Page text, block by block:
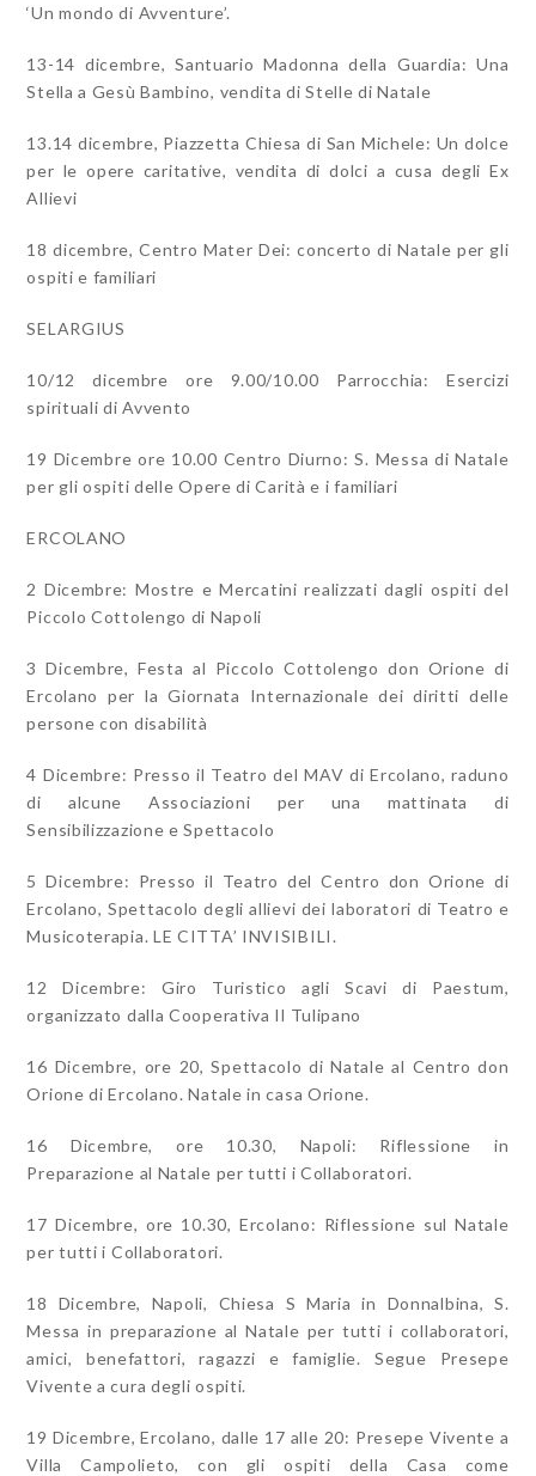
‘Un mondo di Avventure’.
13-14 dicembre, Santuario Madonna della Guardia: Una
Stella a Gesù Bambino, vendita di Stelle di Natale
13.14 dicembre, Piazzetta Chiesa di San Michele: Un dolce
per le opere caritative, vendita di dolci a cusa degli Ex
Allievi
18 dicembre, Centro Mater Dei: concerto di Natale per gli
ospiti e familiari
SELARGIUS
10/12 dicembre ore 9.00/10.00 Parrocchia: Esercizi
spirituali di Avvento
19 Dicembre ore 10.00 Centro Diurno: S. Messa di Natale
per gli ospiti delle Opere di Carità e i familiari
ERCOLANO
2 Dicembre: Mostre e Mercatini realizzati dagli ospiti del
Piccolo Cottolengo di Napoli
3 Dicembre, Festa al Piccolo Cottolengo don Orione di
Ercolano per la Giornata
Internazionale dei diritti delle
persone con disabilità
4 Dicembre: Presso il Teatro del MAV di Ercolano, raduno
di alcune Associazioni per una mattinata di
Sensibilizzazione e Spettacolo
5 Dicembre: Presso il Teatro del Centro don Orione di
Ercolano, Spettacolo degli allievi dei laboratori di Teatro e
Musicoterapia. LE CITTA’ INVISIBILI.
12 Dicembre: Giro Turistico agli Scavi di Paestum,
organizzato dalla Cooperativa Il Tulipano
16 Dicembre, ore 20, Spettacolo di Natale al Centro don
Orione di Ercolano. Natale in casa Orione.
16 Dicembre, ore 10.30, Napoli: Riflessione in
Preparazione al Natale per tutti i Collaboratori.
17 Dicembre, ore 10.30, Ercolano: Riflessione sul Natale
per tutti i Collaboratori.
18 Dicembre, Napoli, Chiesa S Maria in Donnalbina, S.
Messa in preparazione al Natale per tutti i collaboratori,
amici, benefattori, ragazzi e famiglie. Segue Presepe
Vivente a cura degli ospiti.
19 Dicembre, Ercolano, dalle 17 alle 20: Presepe Vivente a
Villa Campolieto, con gli ospiti della Casa come